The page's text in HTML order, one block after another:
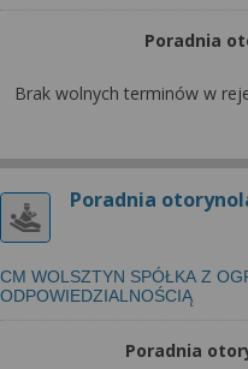
Poradnia
Brak wolnych terminów w
Poradnia
CM WOLSZTYN SPÓŁKA Z
ODPOWIEDZIALNOŚCIĄ
Poradnia